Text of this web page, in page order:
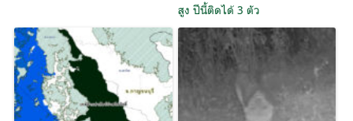
สูง ปีนี้ติดได้ 3 ตัว